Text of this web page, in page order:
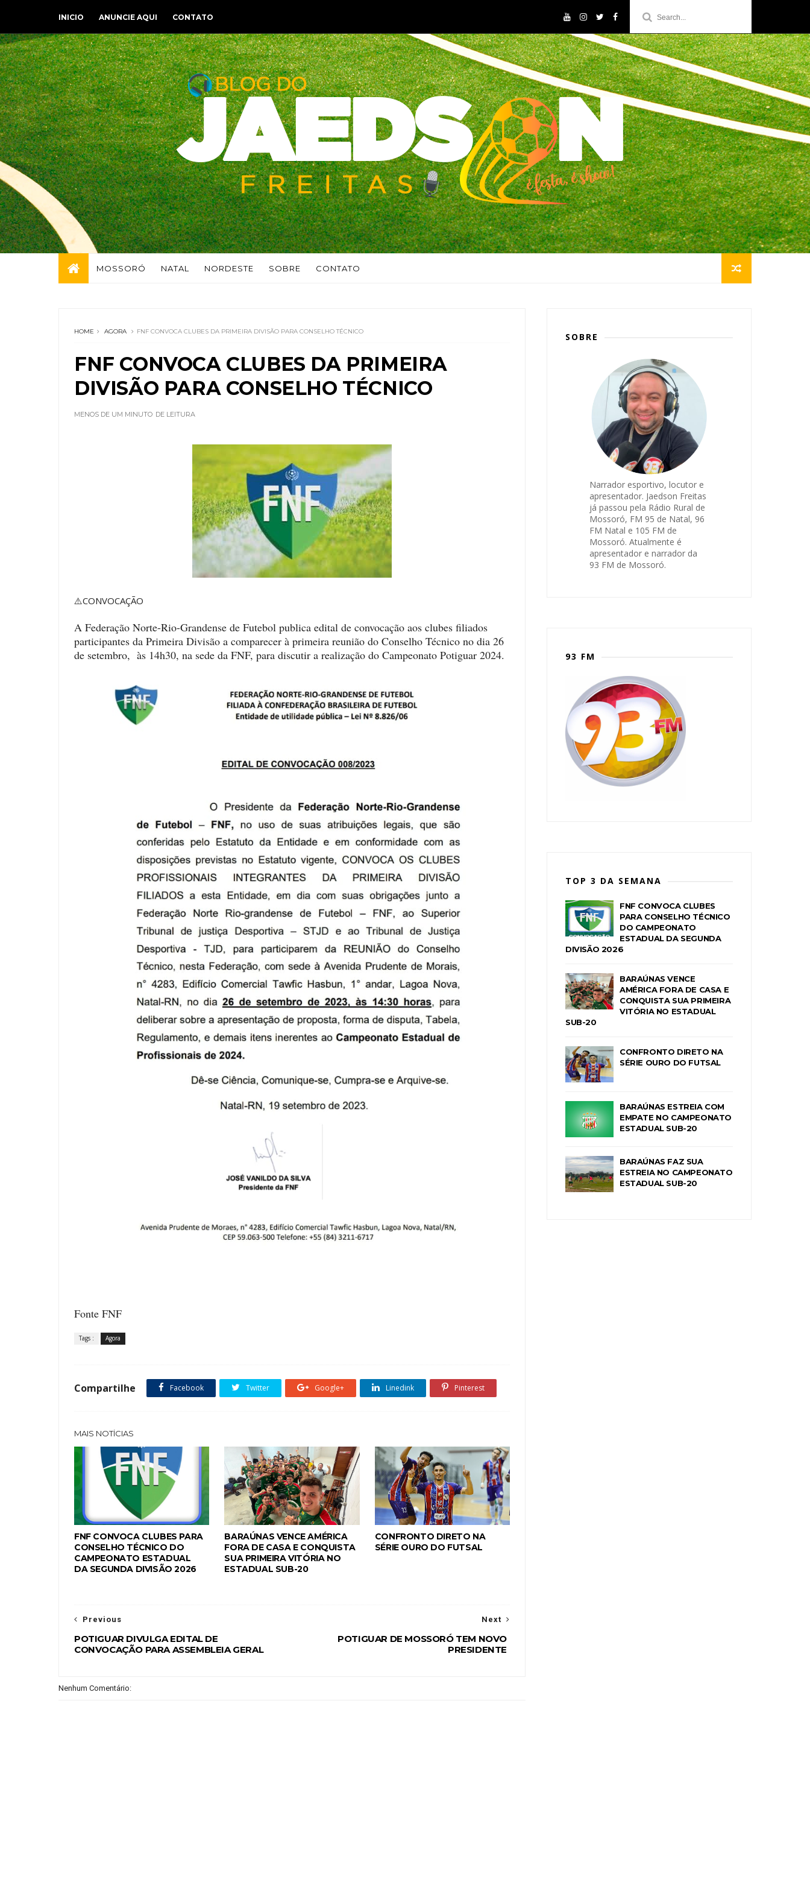
INICIO ANUNCIE AQUI CONTATO
MOSSORÓ NATAL NORDESTE SOBRE CONTATO
HOME AGORA FNF CONVOCA CLUBES DA PRIMEIRA DIVISÃO PARA CONSELHO TÉCNICO
FNF CONVOCA CLUBES DA PRIMEIRA
DIVISÃO PARA CONSELHO TÉCNICO
MENOS DE UM MINUTO DE LEITURA
⚠️CONVOCAÇÃO
A Federação Norte-Rio-Grandense de Futebol publica edital de convocação aos clubes filiados
participantes da Primeira Divisão a comparecer à primeira reunião do Conselho Técnico no dia 26
de setembro, às 14h30, na sede da FNF, para discutir a realização do Campeonato Potiguar 2024.
Fonte FNF
Tags : Agora
Compartilhe Facebook Twitter Google+ Linedink Pinterest
MAIS NOTÍCIAS
FNF CONVOCA CLUBES PARA
CONSELHO TÉCNICO DO
CAMPEONATO ESTADUAL
DA SEGUNDA DIVISÃO 2026
BARAÚNAS VENCE AMÉRICA
FORA DE CASA E CONQUISTA
SUA PRIMEIRA VITÓRIA NO
ESTADUAL SUB-20
CONFRONTO DIRETO NA
SÉRIE OURO DO FUTSAL
Next
POTIGUAR DE MOSSORÓ TEM NOVO
PRESIDENTE
Previous
POTIGUAR DIVULGA EDITAL DE
CONVOCAÇÃO PARA ASSEMBLEIA GERAL
Nenhum Comentário:
SOBRE
Narrador esportivo, locutor e
apresentador. Jaedson Freitas
já passou pela Rádio Rural de
Mossoró, FM 95 de Natal, 96
FM Natal e 105 FM de
Mossoró. Atualmente é
apresentador e narrador da
93 FM de Mossoró.
93 FM
TOP 3 DA SEMANA
FNF CONVOCA CLUBES
PARA CONSELHO TÉCNICO
DO CAMPEONATO
ESTADUAL DA SEGUNDA
DIVISÃO 2026
BARAÚNAS VENCE
AMÉRICA FORA DE CASA E
CONQUISTA SUA PRIMEIRA
VITÓRIA NO ESTADUAL
SUB-20
CONFRONTO DIRETO NA
SÉRIE OURO DO FUTSAL
BARAÚNAS ESTREIA COM
EMPATE NO CAMPEONATO
ESTADUAL SUB-20
BARAÚNAS FAZ SUA
ESTREIA NO CAMPEONATO
ESTADUAL SUB-20